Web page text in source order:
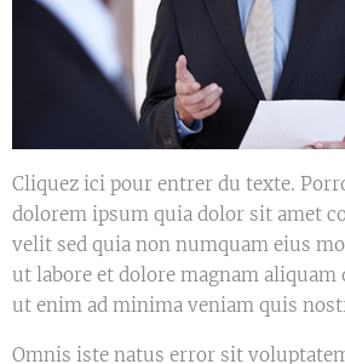
Cliquez ici pour entrer du texte.
dolorem ipsum quia dolor sit amet
velit sed quia non numquam eius
ut labore et dolore magnam
ut enim ad minima veniam quis
Omnis iste natus error sit